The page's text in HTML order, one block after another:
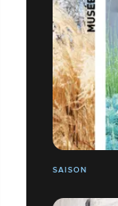
SAISON